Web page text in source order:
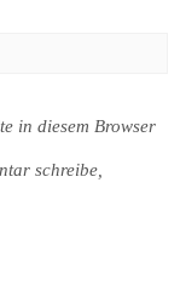
in diesem Browser
schreibe,